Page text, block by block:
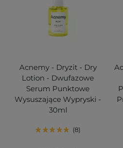
Acnemy - Dryzit - Dry
Lotion - Dwufazowe
Serum Punktowe
Wysuszające Wypryski -
30ml
8